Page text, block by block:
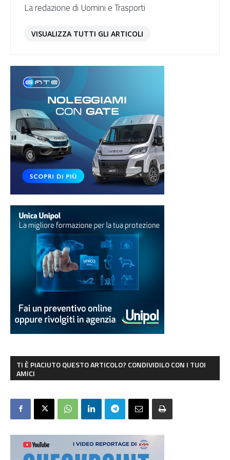
La redazione di Uomini e Trasporti
VISUALIZZA TUTTI GLI ARTICOLI
TI È PIACIUTO QUESTO ARTICOLO? CONDIVIDILO CON I TUOI
AMICI